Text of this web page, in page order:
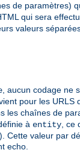
de paramètres)
qui sera
valeurs
, aucun codage ne
pour les URLS
les chaînes de
à entity , ce
Cette valeur par
echo.